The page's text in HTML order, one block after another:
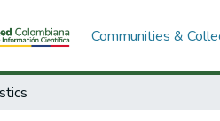
Communities &